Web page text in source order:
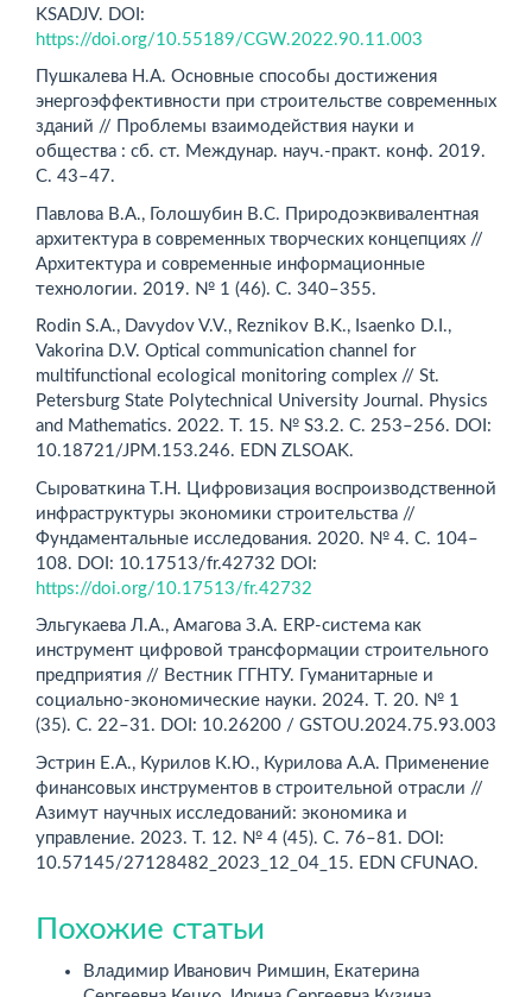
KSADJV. DOI:
https://doi.org/10.55189/CGW.2022.90.11.003
Пушкалева Н.А. Основные способы достижения
энерго­эффективности при строительстве современных
зданий // Проблемы взаимодействия науки и
общества : сб. ст. Междунар. науч.-практ. конф. 2019.
С. 43–47.
Павлова В.А., Голошубин В.С. Природоэквивалентная
архитектура в современных творческих концепциях //
Архитектура и современные информационные
технологии. 2019. № 1 (46). С. 340–355.
Rodin S.A., Davydov V.V., Reznikov B.K., Isaenko D.I.,
Vako­rina D.V. Optical communication channel for
multifunctional ecological monitoring complex // St.
Petersburg State Polytechnical University Journal. Physics
and Mathematics. 2022. Т. 15. № S3.2. С. 253–256. DOI:
10.18721/JPM.153.246. EDN ZLSOAK.
Сыроваткина Т.Н. Цифровизация воспроизводственной
инфраструктуры экономики строительства //
Фундаментальные исследования. 2020. № 4. С. 104–
108. DOI: 10.17513/fr.42732 DOI:
https://doi.org/10.17513/fr.42732
Эльгукаева Л.А., Амагова З.А. ERP-система как
инструмент цифровой трансформации строительного
предприятия // Вестник ГГНТУ. Гуманитарные и
социально-экономические науки. 2024. Т. 20. № 1
(35). С. 22–31. DOI: 10.26200 / GSTOU.2024.75.93.003
Эстрин Е.А., Курилов К.Ю., Курилова А.А. Применение
финансовых инструментов в строительной отрасли //
Азимут на­учных исследований: экономика и
управление. 2023. Т. 12. № 4 (45). С. 76–81. DOI:
10.57145/27128482_2023_12_04_15. EDN CFUNAO.
Похожие статьи
Владимир Иванович Римшин, Екатерина